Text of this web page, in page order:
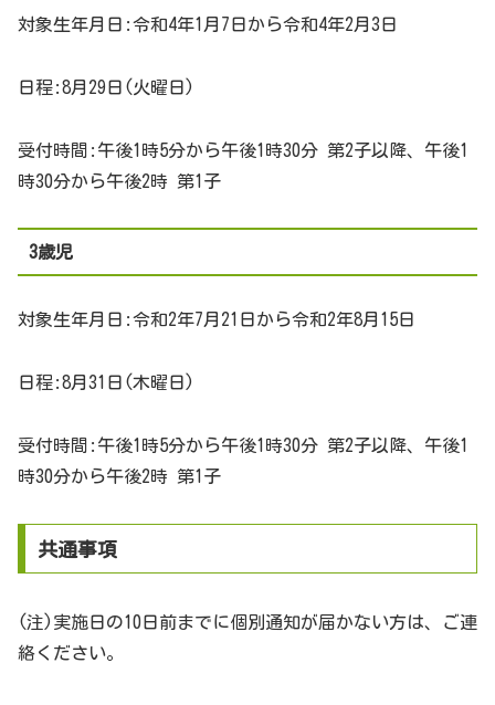
対象生年月日:令和4年1月7日から令和4年2月3日
日程:8月29日(火曜日)
受付時間:午後1時5分から午後1時30分 第2子以降、午後1
時30分から午後2時 第1子
3歳児
対象生年月日:令和2年7月21日から令和2年8月15日
日程:8月31日(木曜日)
受付時間:午後1時5分から午後1時30分 第2子以降、午後1
時30分から午後2時 第1子
共通事項
(注)実施日の10日前までに個別通知が届かない方は、ご連
絡ください。